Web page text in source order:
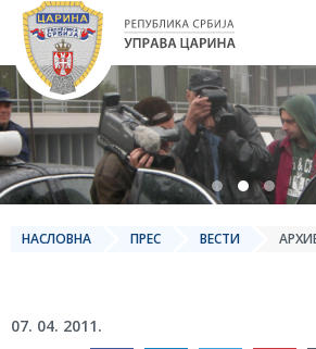
Управа царина
НАСЛОВНА ПРЕС ВЕСТИ
07. 04. 2011.